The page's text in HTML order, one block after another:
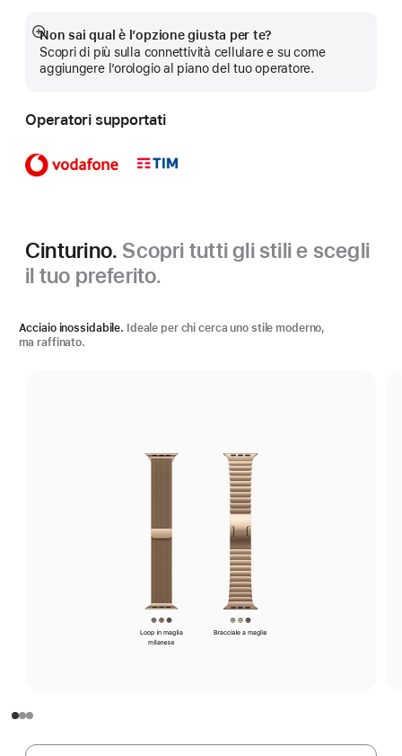
Non sai qual è l’opzione giusta per te?
Scopri di più sulla connettività cellulare e su come
aggiungere l’orologio al piano del tuo operatore.
Mostra
di
più
Operatori supportati
Cinturino. Scopri tutti gli stili e scegli
il tuo preferito.
Acciaio inossidabile. Ideale per chi cerca uno stile moderno,
ma raffinato.